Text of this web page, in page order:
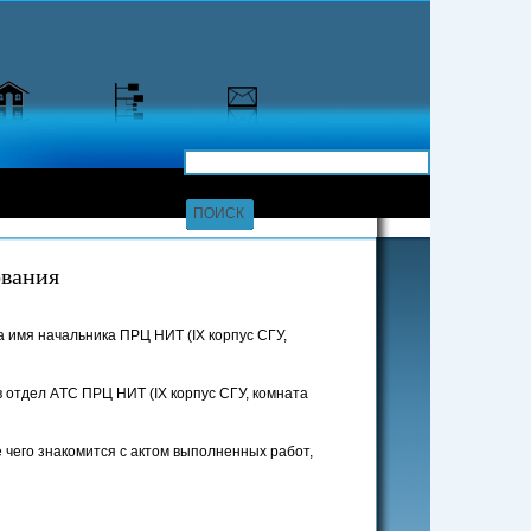
имя начальника ПРЦ НИТ (IX корпус СГУ,
отдел AТС ПРЦ НИТ (IX корпус СГУ, комната
знакомится с актом выполненных работ,